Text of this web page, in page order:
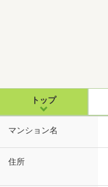
トップ
マンション名
住所